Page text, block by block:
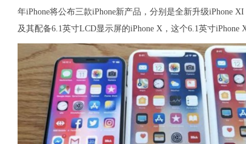
年iPhone将公布三款iPhone新产品，分别是全新升级iPhone
及其配备6.1英寸LCD显示屏的iPhone X，这个6.1英寸iPhone